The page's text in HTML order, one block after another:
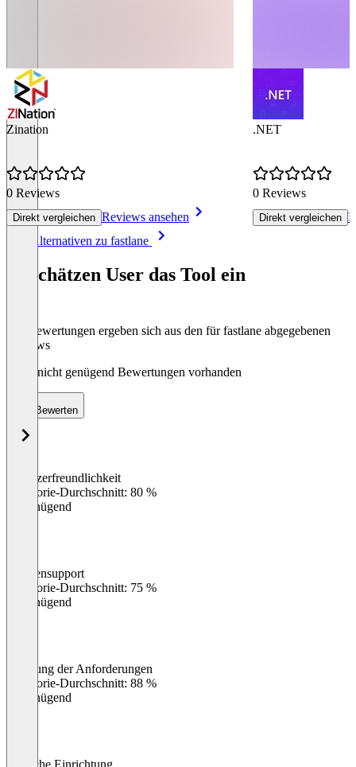
Zination
0 Reviews
Direkt vergleichen Reviews ansehen
.NET
0 Reviews
Direkt vergleichen
Alle Alternativen zu fastlane
So schätzen User das Tool ein
Die Bewertungen ergeben sich aus den für fastlane abgegebenen
Reviews
Noch nicht genügend Bewertungen vorhanden
Bewerten
Benutzerfreundlichkeit
Kategorie-Durchschnitt: 80 %
Ungenügend
Kundensupport
Kategorie-Durchschnitt: 75 %
Ungenügend
Erfüllung der Anforderungen
Kategorie-Durchschnitt: 88 %
Ungenügend
Einfache Einrichtung